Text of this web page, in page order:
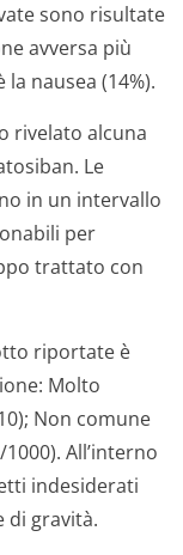
sono risultate
avversa più
nausea (14%).
rivelato alcuna
Le
in un intervallo
per
trattato con
riportate è
Molto
Non comune
All’interno
indesiderati
di gravità.